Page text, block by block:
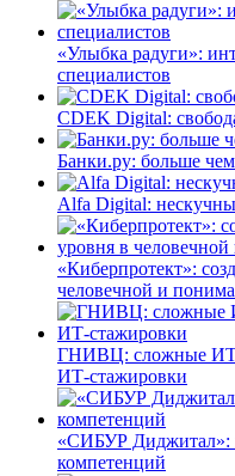
«Улыбка радуги»:
специалистов
CDEK Digital:
Банки.ру: больше
Alfa Digital:
«Киберпротект»:
человечной и
ГНИВЦ: сложные
ИТ‑стажировки
«СИБУР Диджитал»:
компетенций